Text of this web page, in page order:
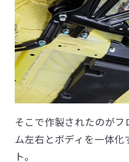
そこで作製されたのがフ
ム左右とボディを一体化
ト。